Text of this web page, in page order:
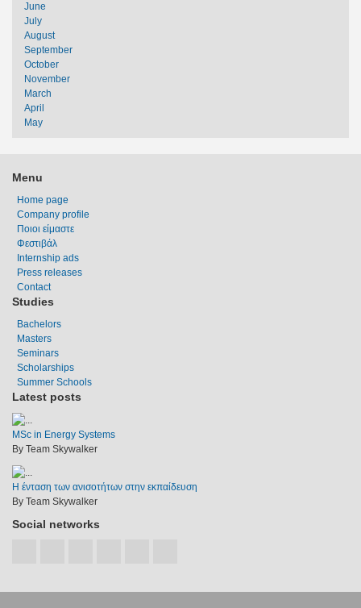
June
July
August
September
October
November
March
April
May
Menu
Home page
Company profile
Ποιοι είμαστε
Φεστιβάλ
Internship ads
Press releases
Contact
Studies
Bachelors
Masters
Seminars
Scholarships
Summer Schools
Latest posts
MSc in Energy Systems
By Team Skywalker
Η ένταση των ανισοτήτων στην εκπαίδευση
By Team Skywalker
Social networks